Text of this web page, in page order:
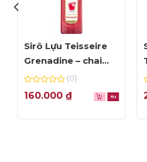
Sirô Lựu Teisseire
Grenadine – chai
70cl
0
out
5
(0)
160.000 ₫
0
5